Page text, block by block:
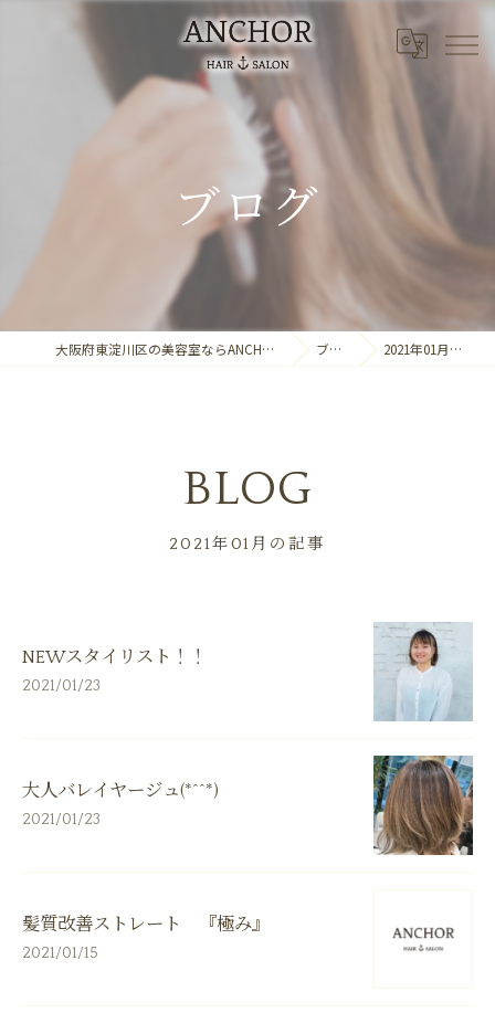
ブログ
大阪府東淀川区の美容室ならANCHOR laule'a ブログ 2021年01月の記事
BLOG
2021年01月の記事
NEWスタイリスト！！
2021/01/23
大人バレイヤージュ(*^^*)
2021/01/23
髪質改善ストレート 『極み』
2021/01/15